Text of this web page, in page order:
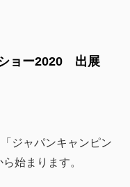
ョー2020 出展
ジャパンキャンピン
始まります。